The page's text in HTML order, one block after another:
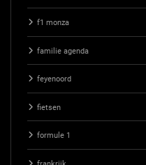
f1 monza
familie agenda
feyenoord
fietsen
formule 1